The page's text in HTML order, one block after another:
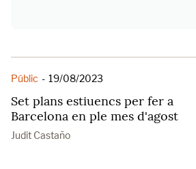
Públic - 19/08/2023
Set plans estiuencs per fer a
Barcelona en ple mes d'agost
Judit Castaño